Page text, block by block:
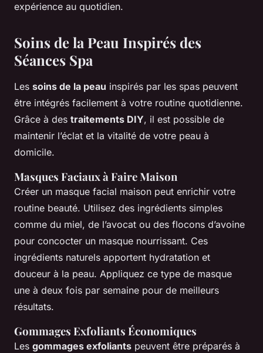
expérience au quotidien.
Soins de la Peau Inspirés des
Séances Spa
Les soins de la peau inspirés par les spas peuvent
être intégrés facilement à votre routine quotidienne.
Grâce à des traitements DIY, il est possible de
maintenir l’éclat et la vitalité de votre peau à
domicile.
Masques Faciaux à Faire Maison
Créer un masque facial maison peut enrichir votre
routine beauté. Utilisez des ingrédients simples
comme du miel, de l’avocat ou des flocons d’avoine
pour concocter un masque nourrissant. Ces
ingrédients naturels apportent hydratation et
douceur à la peau. Appliquez ce type de masque
une à deux fois par semaine pour de meilleurs
résultats.
Gommages Exfoliants Économiques
Les gommages exfoliants peuvent être préparés à